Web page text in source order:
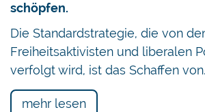
schöpfen.
Die Standardstrategie, die von
Freiheitsaktivisten und liberalen
verfolgt wird, ist das Schaffen
mehr lesen